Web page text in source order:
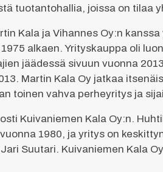
tuotantohallia, joissa on tilaa
Kala ja Vihannes Oy:n
alkaen. Yrityskauppa oli
jäädessä sivuun vuonna
Martin Kala Oy jatkaa
toinen vahva perheyritys ja
Kuivaniemen Kala Oy:n.
1980, ja yritys on
Suutari. Kuivaniemen Kala